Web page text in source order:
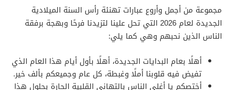
مجموعة من أجمل وأروع عبارات تهنئة رأس السنة الميلادية
الجديدة لعام 2026 التي تحل علينا لتزيدنا فرحًا وبهجة برفقة
الناس الذين نحبهم وهي كما يلي:
أهلًا بعام البدايات الجديدة، أهلًا بأول أيام هذا العام الذي
تفيض فيه قلوبنا أملًا وغبطة، كل عام وجميعكم بألف خير.
أختصكم يا أغلى الناس بالتهاني القلبية الحارة بحلول هذا